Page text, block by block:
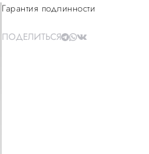
Гарантия подлинности
ПОДЕЛИТЬСЯ